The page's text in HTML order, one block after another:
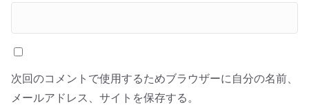
次回のコメントで使用するためブラウザーに自分の名前、
メールアドレス、サイトを保存する。